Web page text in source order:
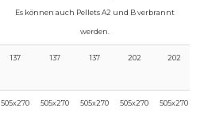
Es können auch Pellets A2 und B verbrannt
werden.
137 137 137 202 202
505x270 505x270 505x270 505x270 505x270